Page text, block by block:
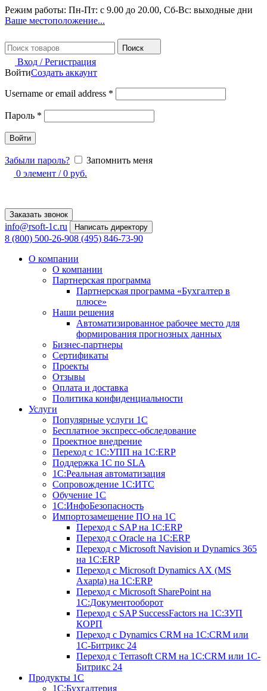
Режим работы: Пн-Пт: с 9.00 до 20.00, Сб-Вс: выходные дни
Ваше местоположение...
Поиск
Вход / Регистрация
ВойтиСоздать аккаунт
Username or email address *
Пароль *
Войти
Забыли пароль?
Запомнить меня
0 элемент / 0 руб.
Заказать звонок
info@rsoft-1c.ru Написать директору
8 (800) 500-26-908 (495) 846-73-90
О компании
О компании
Партнерская программа
Партнерская программа «Бухгалтер в
плюсе»
Наши решения
Автоматизированное рабочее место для
формирования прогнозных данных
Бизнес-партнеры
Сертификаты
Проекты
Отзывы
Оплата и доставка
Политика конфиденциальности
Услуги
Популярные услуги 1С
Бесплатное экспресс-обследование
Проектное внедрение
Переход с 1С:УПП на 1C:ERP
Поддержка 1С по SLA
1С:Реальная автоматизация
Сопровождение 1С:ИТС
Обучение 1С
1С:ИнфоБезопасность
Импортозамещение ПО на 1С
Переход с SAP на 1С:ERP
Переход с Оracle на 1С:ERP
Переход с Microsoft Navision и Dynamics 365
на 1С:ERP
Переход с Microsoft Dynamics AX (MS
Axapta) на 1С:ERP
Переход с Microsoft SharePoint на
1С:Документооборот
Переход с SAP SuccessFactors на 1С:ЗУП
КОРП
Переход с Dynamics CRM на 1С:CRM или
1С-Битрикс 24
Переход с Terrasoft CRM на 1С:CRM или 1С-
Битрикс 24
Продукты 1С
1С:Бухгалтерия